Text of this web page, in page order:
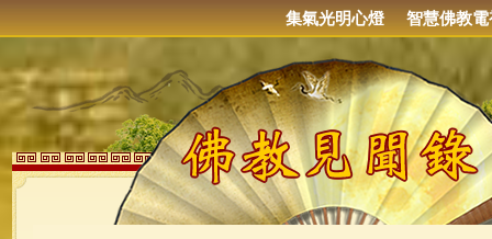
集氣光明心燈 智慧佛教電